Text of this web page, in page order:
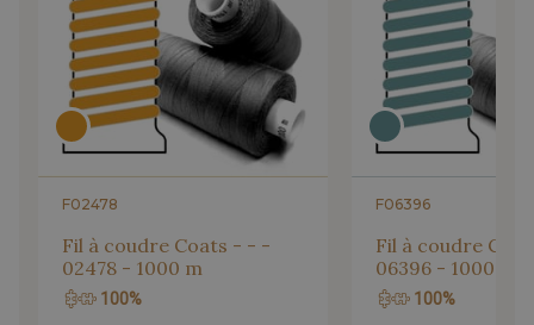
F02478
Fil à coudre Coats - - -
02478 - 1000 m
100%
F06396
Fil à coudre
06396 - 1000 m
100%